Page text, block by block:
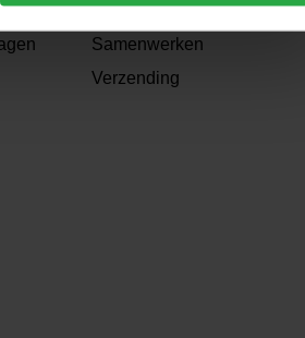
Over ons
Samenwerken
Verzending